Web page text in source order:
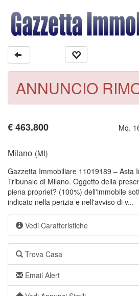
ANNUNCIO
€463.800 Mq.
Milano (MI)
Gazzetta Immobiliare 11019189 – Asta
Tribunale di Milano. Oggetto della
piena propriet? (100%) dell'immobile
indicato nella perizia e nell'avviso di v...
Vedi Caratteristiche
Trova Casa
Email Alert